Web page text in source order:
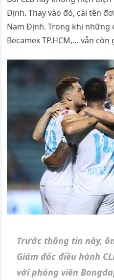
Định. Thay vào đó, cái tên
Nam Định. Trong khi những
Becamex TP.HCM,… vẫn
Trước thông tin này,
Giám đốc điều hành
với phóng viên